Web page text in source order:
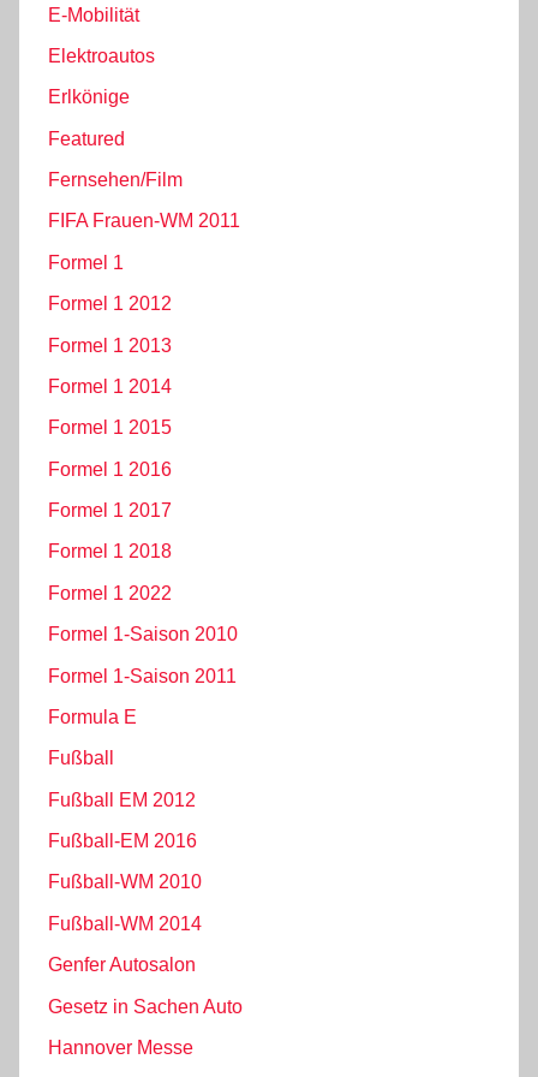
E-Mobilität
Elektroautos
Erlkönige
Featured
Fernsehen/Film
FIFA Frauen-WM 2011
Formel 1
Formel 1 2012
Formel 1 2013
Formel 1 2014
Formel 1 2015
Formel 1 2016
Formel 1 2017
Formel 1 2018
Formel 1 2022
Formel 1-Saison 2010
Formel 1-Saison 2011
Formula E
Fußball
Fußball EM 2012
Fußball-EM 2016
Fußball-WM 2010
Fußball-WM 2014
Genfer Autosalon
Gesetz in Sachen Auto
Hannover Messe